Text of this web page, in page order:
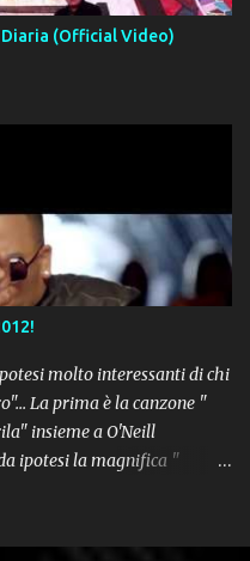
Diaria (Official Video)
molto interessanti di chi
La prima è la canzone "
insieme a O'Neill
ipotesi la magnifica "
" Follow The Leader " del trio